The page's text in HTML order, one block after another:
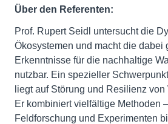
Über den Referenten:
Prof. Rupert Seidl untersucht die
Ökosystemen und macht die dabei
Erkenntnisse für die nachhaltige
nutzbar. Ein spezieller
liegt auf Störung und Resilienz
Er kombiniert vielfältige Methoden
Feldforschung und Experimenten